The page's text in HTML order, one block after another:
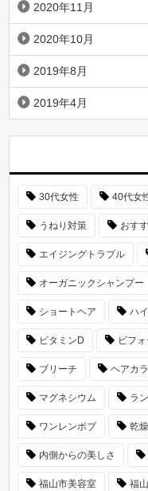
2020年11月
2020年10月
2019年8月
2019年4月
30代女性 40代女
うねり対策 おす
エイジングトラブル
オーガニックシャンプー
ショートヘア ハ
ビタミンD ビフ
ブリーチ ヘアカ
マグネシウム ラ
ワンレンボブ 乾
内側からの美しさ
福山市美容室 福